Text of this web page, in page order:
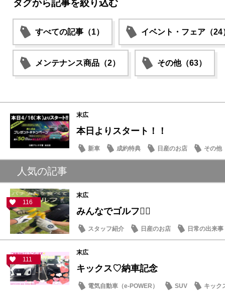
タグから記事を絞り込む
すべての記事（1） イベント・フェア（24
メンテナンス商品（2） その他（63）
末広
本日よりスタート！！
新車 成約特典 日産のお店 その他
人気の記事
116
末広
みんなでゴルフ🏌️‍♂️
スタッフ紹介 日産のお店 日常の出来事
111
末広
キックス♡納車記念
電気自動車（e-POWER） SUV キック